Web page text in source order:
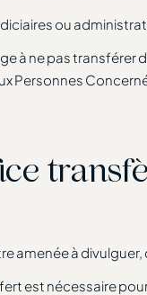
ou
à ne pas transférer
Personnes
amenée à
est nécessaire